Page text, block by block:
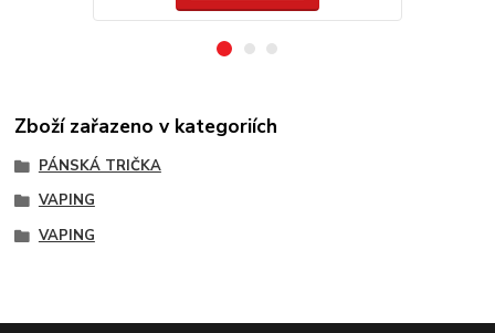
Zboží zařazeno v kategoriích
PÁNSKÁ TRIČKA
VAPING
VAPING